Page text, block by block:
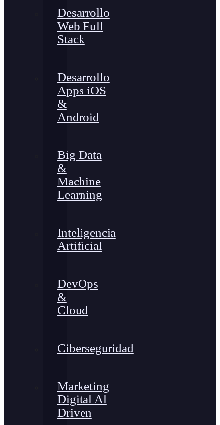
Desarrollo
Web Full
Stack
Desarrollo
Apps iOS
&
Android
Big Data
&
Machine
Learning
Inteligencia
Artificial
DevOps
&
Cloud
Ciberseguridad
Marketing
Digital Al
Driven